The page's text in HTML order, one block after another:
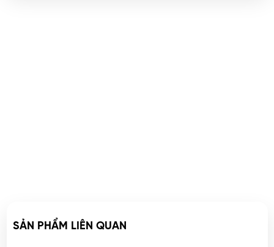
SẢN PHẨM LIÊN QUAN